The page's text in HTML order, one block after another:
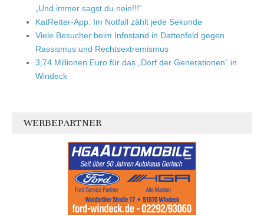
„Und immer sagst du nein!!!“
KatRetter-App: Im Notfall zählt jede Sekunde
Viele Besucher beim Infostand in Dattenfeld gegen
Rassismus und Rechtsextremismus
3,74 Millionen Euro für das „Dorf der Generationen“ in
Windeck
WERBEPARTNER